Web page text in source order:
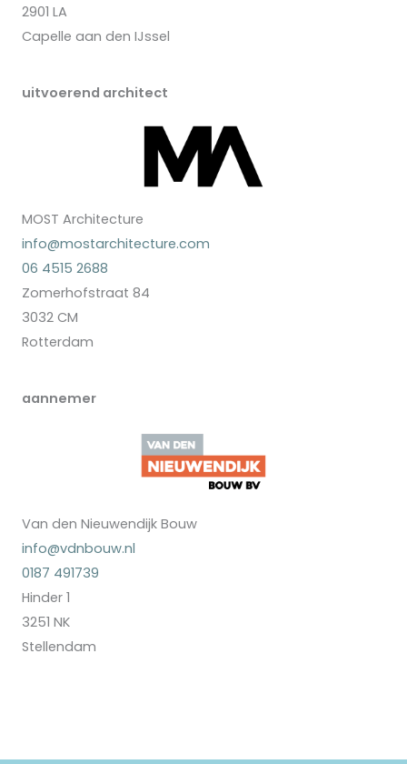
2901 LA
Capelle aan den IJssel
uitvoerend architect
MOST Architecture
info@mostarchitecture.com
06 4515 2688
Zomerhofstraat 84
3032 CM
Rotterdam
aannemer
Van den Nieuwendijk Bouw
info@vdnbouw.nl
0187 491739
Hinder 1
3251 NK
Stellendam